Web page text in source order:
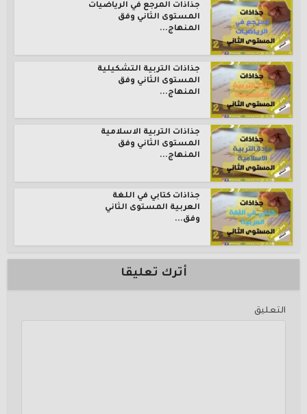
جذاذات المرجع في الرياضيات
المستوى الثاني وفق
المنهاج...
جذاذات التربية التشكيلية
المستوى الثاني وفق
المنهاج...
جذاذات التربية الاسلامية
المستوى الثاني وفق
المنهاج...
جذاذات كتابي في اللغة
العربية المستوى الثاني
وفق...
أترك تعليقا
التعليق